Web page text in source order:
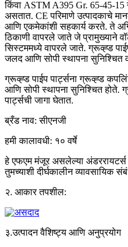
किंवा ASTM A395 Gr. 65-45-
असतात. CE परिमाणे उत्पादकाचे
आणि एकमेकांशी सहकार्य करते. ते
ठिकाणी वापरले जाते जे प्रामुख्याने
सिस्टममध्ये वापरले जाते. ग्रूव्ह्ड
जलद आणि सोपी स्थापना सुनिश्चित
ग्रूव्ह्ड पाईप पार्ट्सना ग्रूव्ह्ड
आणि सोपी स्थापना सुनिश्चित होते.
पार्ट्सची जागा घेतात.
ब्रँड नाव: सीएनजी
हमी कालावधी: १० वर्षे
हे एफएम मंजूर असलेल्या
तुमच्याशी दीर्घकालीन व्यावसायिक
२. आकार तपशील:
३.उत्पादन वैशिष्ट्य आणि अनुप्रयोग